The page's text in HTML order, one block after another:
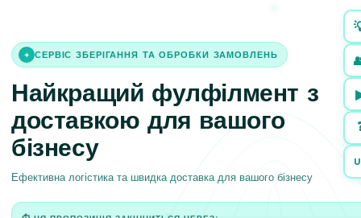
✦ СЕРВІС ЗБЕРІГАННЯ ТА ОБРОБКИ ЗАМОВЛЕНЬ
Найкращий фулфілмент з
доставкою для вашого
бізнесу
Ефективна логістика та швидка доставка для вашого бізнесу